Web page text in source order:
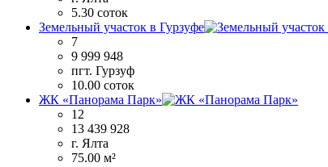
5.30 соток
Земельный участок в Гурзуфе
7
9 999 948
пгт. Гурзуф
10.00 соток
ЖК «Панорама Парк»
12
13 439 928
г. Ялта
75.00 м²